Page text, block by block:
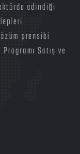
edindiği
prensibi
Satış ve